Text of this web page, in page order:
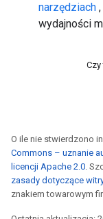
narzędziach
wydajności
O ile nie stwierdzono
Commons – uznanie
licencji Apache 2.0.
zasady dotyczące
znakiem towarowym